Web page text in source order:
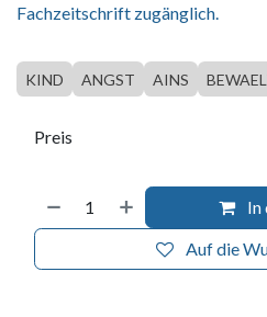
Fachzeitschrift zugänglich.
KIND ANGST AINS
In
Auf die
Preis